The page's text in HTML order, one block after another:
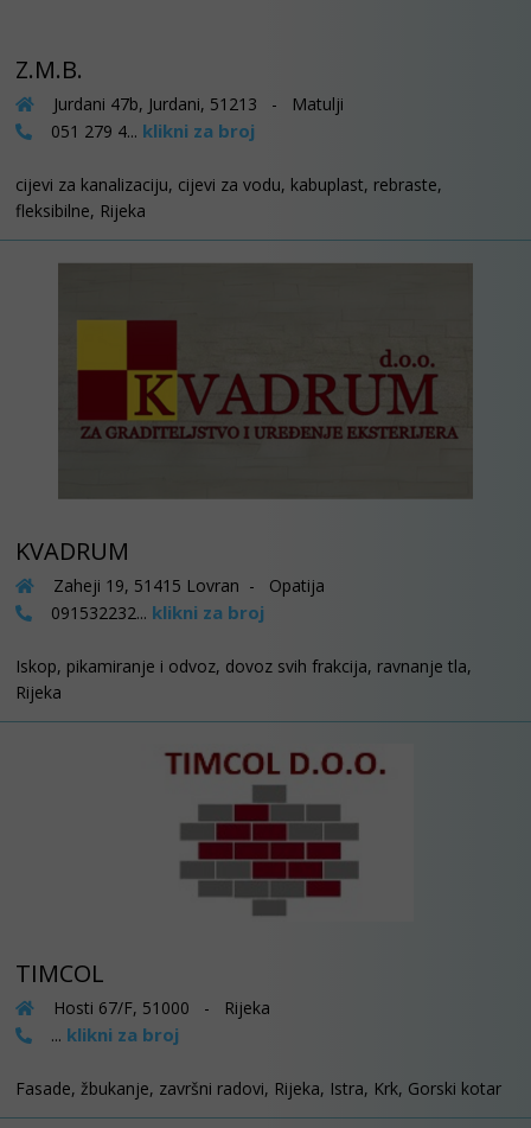
Z.M.B.
Jurdani 47b, Jurdani, 51213 - Matulji
051 279 4... klikni za broj
cijevi za kanalizaciju, cijevi za vodu, kabuplast, rebraste,
fleksibilne, Rijeka
KVADRUM
Zaheji 19, 51415 Lovran - Opatija
091532232... klikni za broj
Iskop, pikamiranje i odvoz, dovoz svih frakcija, ravnanje tla,
Rijeka
TIMCOL
Hosti 67/F, 51000 - Rijeka
... klikni za broj
Fasade, žbukanje, završni radovi, Rijeka, Istra, Krk, Gorski kotar